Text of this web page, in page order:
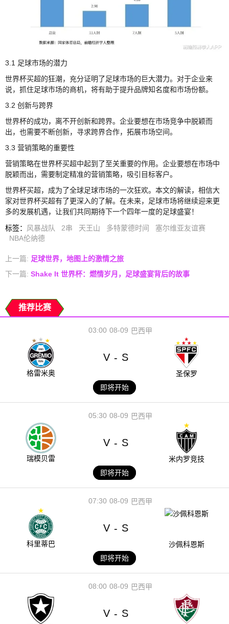
3.1 足球市场的潜力
世界杯买超的狂潮，充分证明了足球市场的巨大潜力。对于企业来
说，抓住足球市场的商机，将有助于提升品牌知名度和市场份额。
3.2 创新与跨界
世界杯的成功，离不开创新和跨界。企业要想在市场竞争中脱颖而
出，也需要不断创新，寻求跨界合作，拓展市场空间。
3.3 营销策略的重要性
营销策略在世界杯买超中起到了至关重要的作用。企业要想在市场中
脱颖而出，需要制定精准的营销策略，吸引目标客户。
世界杯买超，成为了全球足球市场的一次狂欢。本文的解读，相信大
家对世界杯买超有了更深入的了解。在未来，足球市场将继续迎来更
多的发展机遇，让我们共同期待下一个四年一度的足球盛宴！
标签： 风暴战队 2串 天王山 多特蒙德时间
塞尔维亚友谊赛
NBA伦纳德
上一篇: 足球世界，地图上的激情之旅
下一篇: Shake It 世界杯：燃情岁月，足球盛宴背后的故事
推荐比赛
08-09
03:00 巴西甲
格雷米奥
V - S
圣保罗
即将开始
08-09
05:30 巴西甲
瑞模贝雷
V - S
米内罗竞技
即将开始
08-09
07:30 巴西甲
科里蒂巴
V - S
沙佩科恩斯
即将开始
08-09
08:00 巴西甲
V - S